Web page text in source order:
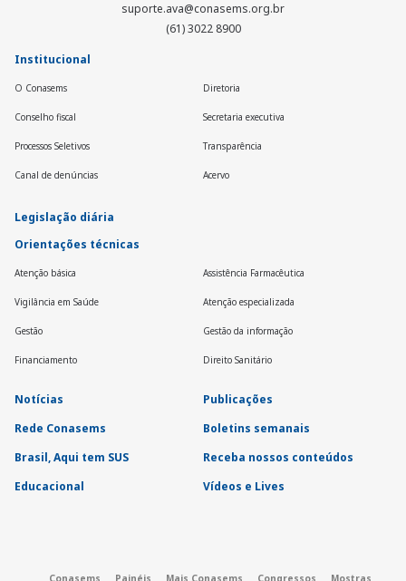
suporte.ava@conasems.org.br
(61) 3022 8900
Institucional
O Conasems Diretoria
Conselho fiscal Secretaria executiva
Processos Seletivos Transparência
Canal de denúncias Acervo
Legislação diária
Orientações técnicas
Atenção básica Assistência Farmacêutica
Vigilância em Saúde Atenção especializada
Gestão Gestão da informação
Financiamento Direito Sanitário
Notícias
Rede Conasems
Brasil, Aqui tem SUS
Educacional
Publicações
Boletins semanais
Receba nossos conteúdos
Vídeos e Lives